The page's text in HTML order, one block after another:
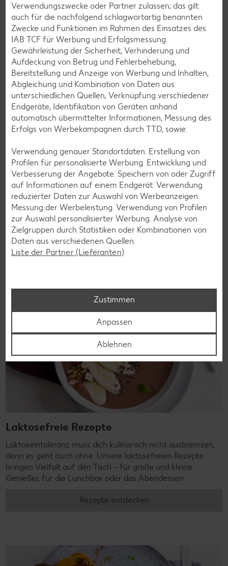
Glutenfreie Rezepte
Wer auf Gluten verzichtet, muss nicht automatisch auf
Vielfalt und Geschmack verzichten. Ob süß oder herzhaft –
mit unseren glutenfreien Rezepten zauberst du dir Gerichte,
die nicht nur verträglich, sondern auch richtig lecker sind.
Rezepte entdecken
Laktosefreie Rezepte
Laktoseintoleranz muss dich kulinarisch nicht ausbremsen,
denn es geht auch ohne. Unsere laktosefreien Rezepte
bringen Vielfalt auf den Tisch – für große und kleine
Genießer, für die Lunchbox oder das Abendessen.
Rezepte entdecken
Verwendungszwecke oder Partner zulassen; das gilt
auch für die nachfolgend schlagwortartig benannten
Zwecke und Funktionen im Rahmen des Einsatzes des
IAB TCF für Werbung und Erfolgsmessung:
Gewährleistung der Sicherheit, Verhinderung und
Aufdeckung von Betrug und Fehlerbehebung,
Bereitstellung und Anzeige von Werbung und Inhalten,
Abgleichung und Kombination von Daten aus
unterschiedlichen Quellen, Verknüpfung verschiedener
Endgeräte, Identifikation von Geräten anhand
automatisch übermittelter Informationen, Messung des
Erfolgs von Werbekampagnen durch TTD, sowie:
Verwendung genauer Standortdaten. Erstellung von
Profilen für personalisierte Werbung. Entwicklung und
Verbesserung der Angebote. Speichern von oder Zugriff
auf Informationen auf einem Endgerät. Verwendung
reduzierter Daten zur Auswahl von Werbeanzeigen.
Messung der Werbeleistung. Verwendung von Profilen
zur Auswahl personalisierter Werbung. Analyse von
Zielgruppen durch Statistiken oder Kombinationen von
Daten aus verschiedenen Quellen.
Liste der Partner (Lieferanten)
Zustimmen
Anpassen
Ablehnen